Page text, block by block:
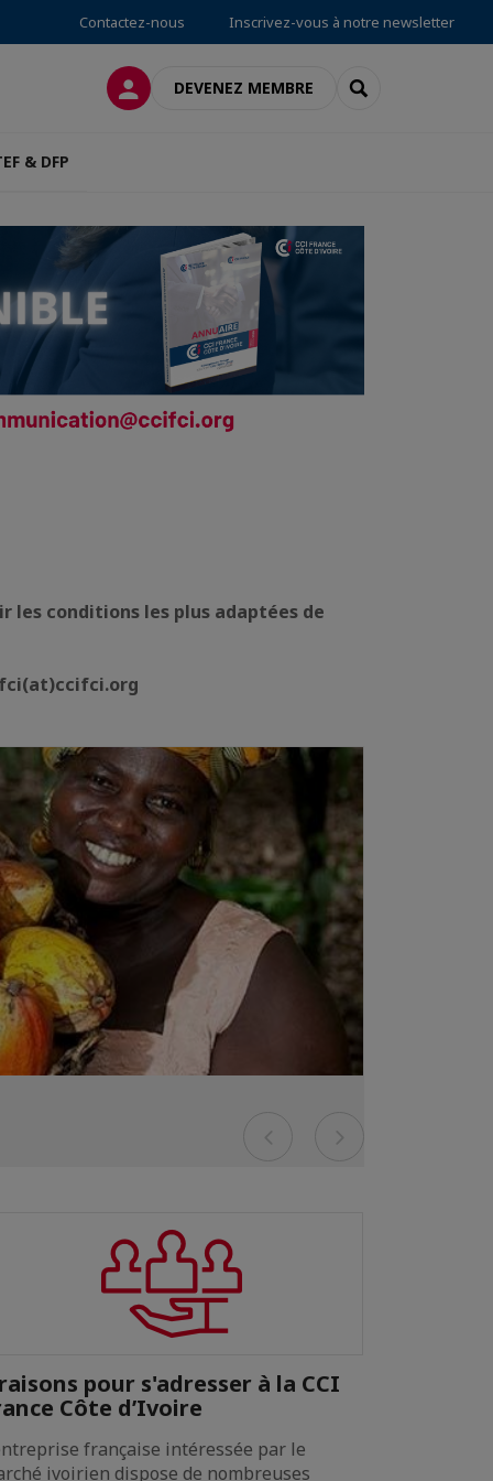
Contactez-nous Inscrivez-vous à notre newsletter
CONNEXIONDEVENEZ MEMBRE RECHERCHER
& DFP
les conditions les plus adaptées de
Previous
pour s'adresser à la CCI
Côte d’Ivoire
française intéressée par le
ivoirien dispose de nombreuses